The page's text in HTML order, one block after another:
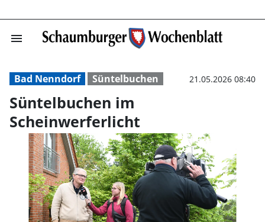
menu Süntelbuchen
Bad Nenndorf Süntelbuchen 21.05.2026 08:40
Süntelbuchen im
Scheinwerferlicht